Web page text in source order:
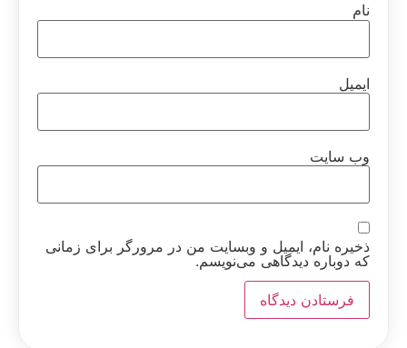
نام
ایمیل
وب‌ سایت
ذخیره نام، ایمیل و وبسایت من در مرورگر برای زمانی
که دوباره دیدگاهی می‌نویسم.